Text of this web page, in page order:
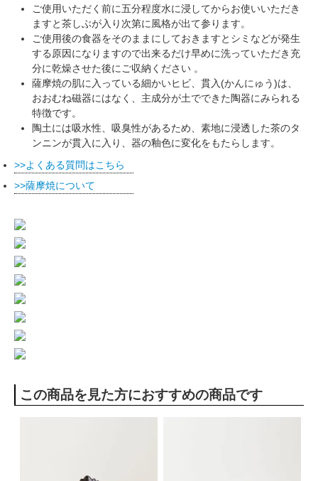
ご使用いただく前に五分程度水に浸してからお使いいただき
ますと茶しぶが入り次第に風格が出て参ります。
ご使用後の食器をそのままにしておきますとシミなどが発生
する原因になりますので出来るだけ早めに洗っていただき充
分に乾燥させた後にご収納ください 。
薩摩焼の肌に入っている細かいヒビ、貫入(かんにゅう)は、
おおむね磁器にはなく、主成分が土でできた陶器にみられる
特徴です。
陶土には吸水性、吸臭性があるため、素地に浸透した茶のタ
ンニンが貫入に入り、器の釉色に変化をもたらします。
よくある質問はこちら
薩摩焼について
この商品を見た方におすすめの商品です